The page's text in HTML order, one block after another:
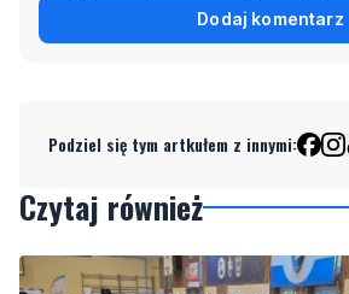
Dodaj komentarz
Podziel się tym artkułem z innymi:
Czytaj również